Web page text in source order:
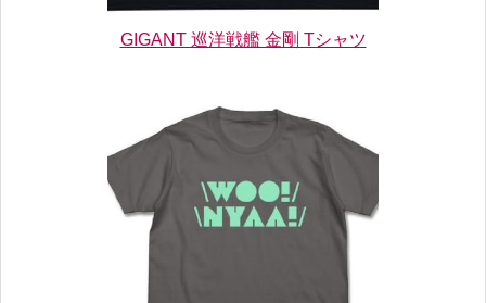
GIGANT 巡洋戦艦 金剛 Tシャツ